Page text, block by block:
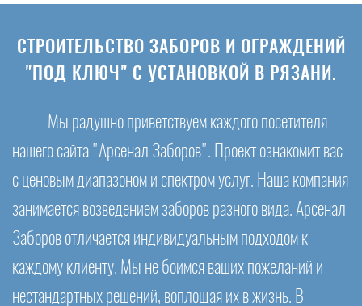
СТРОИТЕЛЬСТВО ЗАБОРОВ И ОГРАЖДЕНИЙ
"ПОД КЛЮЧ" С УСТАНОВКОЙ В РЯЗАНИ.
Мы радушно приветствуем каждого посетителя
нашего сайта "Арсенал Заборов". Проект ознакомит вас
с ценовым диапазоном и спектром услуг. Наша компания
занимается возведением заборов разного вида. Арсенал
Заборов отличается индивидуальным подходом к
каждому клиенту. Мы не боимся ваших пожеланий и
нестандартных решений, воплощая их в жизнь. В